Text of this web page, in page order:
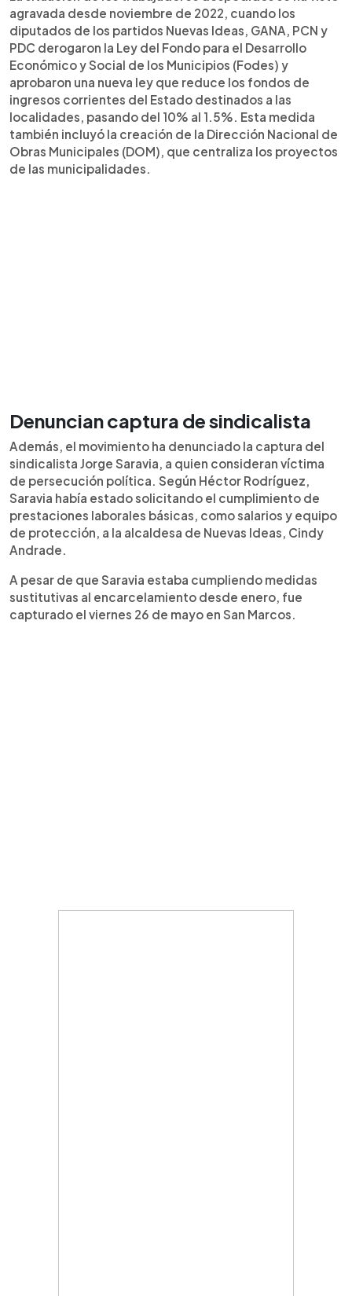
agravada desde noviembre de 2022, cuando los
diputados de los partidos Nuevas Ideas, GANA, PCN y
PDC derogaron la Ley del Fondo para el Desarrollo
Económico y Social de los Municipios (Fodes) y
aprobaron una nueva ley que reduce los fondos de
ingresos corrientes del Estado destinados a las
localidades, pasando del 10% al 1.5%. Esta medida
también incluyó la creación de la Dirección Nacional de
Obras Municipales (DOM), que centraliza los proyectos
de las municipalidades.
Denuncian captura de sindicalista
Además, el movimiento ha denunciado la captura del
sindicalista Jorge Saravia, a quien consideran víctima
de persecución política. Según Héctor Rodríguez,
Saravia había estado solicitando el cumplimiento de
prestaciones laborales básicas, como salarios y equipo
de protección, a la alcaldesa de Nuevas Ideas, Cindy
Andrade.
A pesar de que Saravia estaba cumpliendo medidas
sustitutivas al encarcelamiento desde enero, fue
capturado el viernes 26 de mayo en San Marcos.